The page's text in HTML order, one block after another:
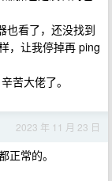
也看了，还没找到
，让我停掉再 ping
苦大佬了。
2023 年 11 月 23 日
正常的。